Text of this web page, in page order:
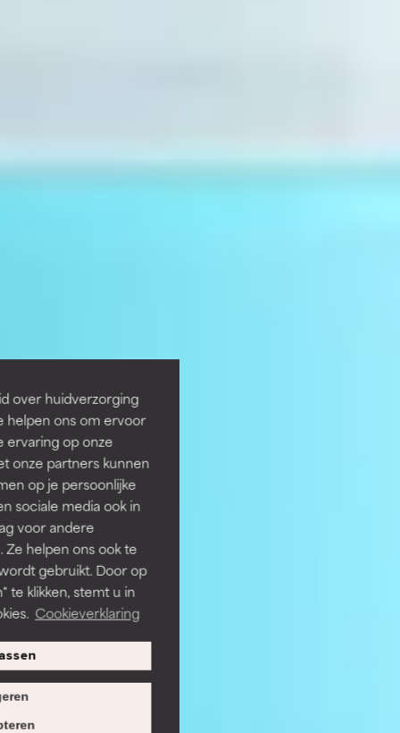
over huidverzorging
helpen ons om ervoor
ervaring op onze
onze partners kunnen
op je persoonlijke
sociale media ook in
voor andere
helpen ons ook te
gebruikt. Door op
te klikken, stemt u in
Cookieverklaring